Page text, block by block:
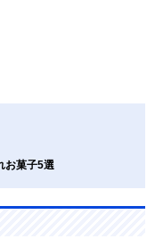
お菓子5選